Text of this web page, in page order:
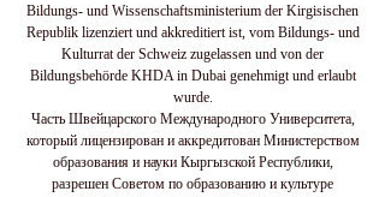
Bildungs- und Wissenschaftsministerium der Kirgisischen
Republik lizenziert und akkreditiert ist, vom Bildungs- und
Kulturrat der Schweiz zugelassen und von der
Bildungsbehörde KHDA in Dubai genehmigt und erlaubt
wurde.
Часть Швейцарского Международного Университета,
который лицензирован и аккредитован Министерством
образования и науки Кыргызской Республики,
разрешен Советом по образованию и культуре